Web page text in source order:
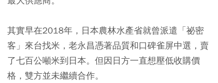
其實早在2018年，日本農林水產省就曾派遣「祕密
客」來台找米，老永昌憑著品質和口碑雀屏中選，賣
了七百公噸米到日本。但因日方一直想壓低收購價
格，雙方並未繼續合作。